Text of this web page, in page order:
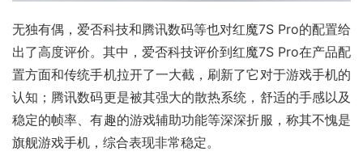
无独有偶，爱否科技和腾讯数码等也对红魔7S Pro的配置给
出了高度评价。其中，爱否科技评价到红魔7S Pro在产品配
置方面和传统手机拉开了一大截，刷新了它对于游戏手机的
认知；腾讯数码更是被其强大的散热系统，舒适的手感以及
稳定的帧率、有趣的游戏辅助功能等深深折服，称其不愧是
旗舰游戏手机，综合表现非常稳定。